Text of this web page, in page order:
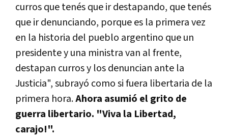
curros que tenés que ir destapando, que tenés
que ir denunciando, porque es la primera vez
en la historia del pueblo argentino que un
presidente y una ministra van al frente,
destapan curros y los denuncian ante la
Justicia", subrayó como si fuera libertaria de la
primera hora.Ahora asumió el grito de
guerra libertario. "Viva la Libertad,
carajo!".